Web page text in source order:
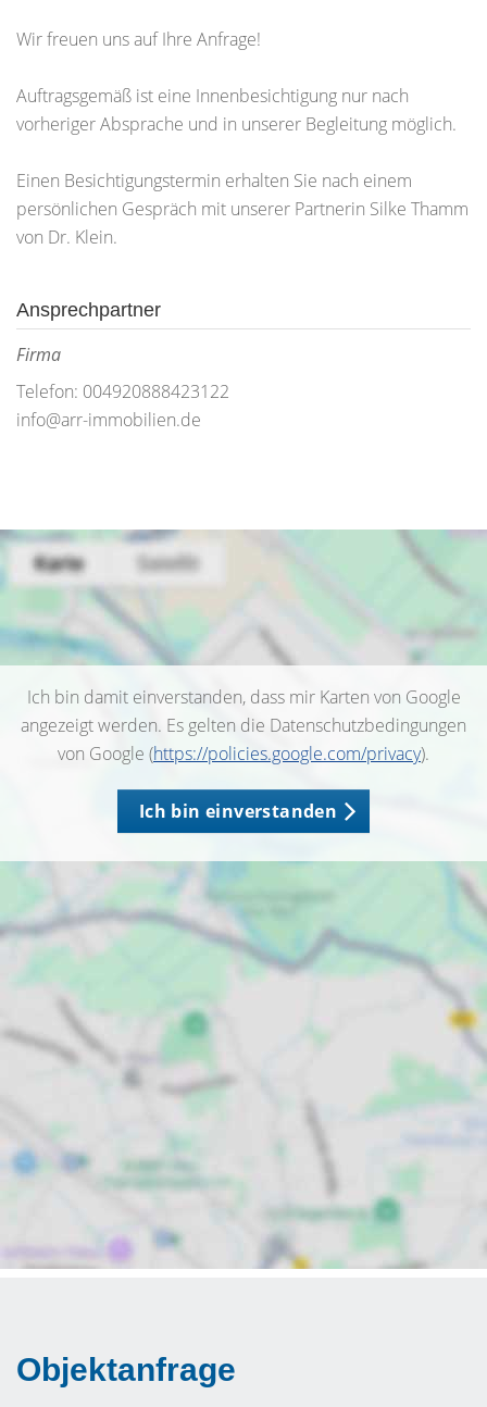
Wir freuen uns auf Ihre Anfrage!
Auftragsgemäß ist eine Innenbesichtigung nur nach
vorheriger Absprache und in unserer Begleitung möglich.
Einen Besichtigungstermin erhalten Sie nach einem
persönlichen Gespräch mit unserer Partnerin Silke Thamm
von Dr. Klein.
Ansprechpartner
Firma
Telefon: 004920888423122
info@arr-immobilien.de
Ich bin damit einverstanden, dass mir Karten von Google
angezeigt werden. Es gelten die Datenschutzbedingungen
von Google (https://policies.google.com/privacy).
Ich bin einverstanden
Objektanfrage